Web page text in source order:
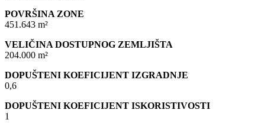
POVRŠINA ZONE
451.643 m²
VELIČINA DOSTUPNOG ZEMLJIŠTA
204.000 m²
DOPUŠTENI KOEFICIJENT IZGRADNJE
0,6
DOPUŠTENI KOEFICIJENT ISKORISTIVOSTI
1